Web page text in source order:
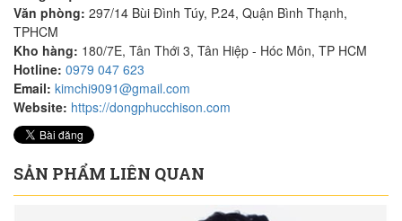
Văn phòng: 297/14 Bùi Đình Túy, P.24, Quận Bình Thạnh,
TPHCM
Kho hàng: 180/7E, Tân Thới 3, Tân Hiệp - Hóc Môn, TP HCM
Hotline: 0979 047 623
Email: kimchi9091@gmail.com
Website: https://dongphucchison.com
SẢN PHẨM LIÊN QUAN